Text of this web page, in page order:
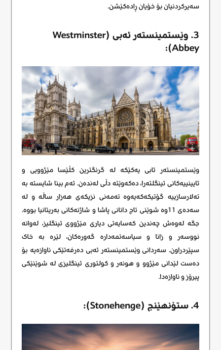
سەیرکردنیان بۆ خۆیان ڕادەکێشن.
3. وێستمینستەر ئەبی (Westminster
Abbey):
وێستمینستەر ئابی یەکێکە لە گرنگترین کڵێسا مێژوویی و
ئایینییەکانی ئینگلتەرا، دەکەوێتە دڵی لەندەن. ئەم بینا شایستە بە
تەلارسازییە گۆتیکەکەیەوە تەمەنی نزیکەی هەزار ساڵە و لە
سەدەی 11وە شوێنی تاج دانانی پاشا و شاژنەکانی بەریتانیا بووە.
جگە لەوەش چەندین کەسایەتی دیاری مێژووی ئینگلیز، لەوانە
نووسەر و زانا و سیاسەتمەدارە گەورەکان، لێرە بە خاک
سپێردراون. سەردانی وێستمینستەر ئەبی دەرفەتێکی ناوازەیە بۆ
دەست لێدانی مێژوو و هونەر و کولتوری ئینگلیزی لە شوێنێکی
پیرۆز و ناوازەدا.
4. ستۆنهێنج (Stonehenge):